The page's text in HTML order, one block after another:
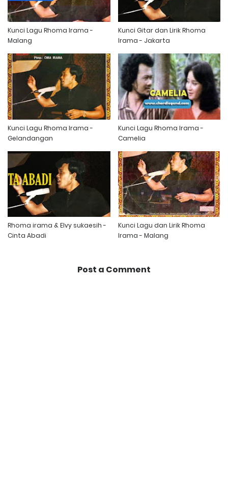
Kunci Lagu Rhoma Irama -
Malang
Kunci Gitar dan Lirik Rhoma
Irama - Jakarta
Kunci Lagu Rhoma Irama -
Gelandangan
Kunci Lagu Rhoma Irama -
Camelia
Rhoma irama & Elvy sukaesih -
Cinta Abadi
Kunci Lagu dan Lirik Rhoma
Irama - Malang
Post a Comment